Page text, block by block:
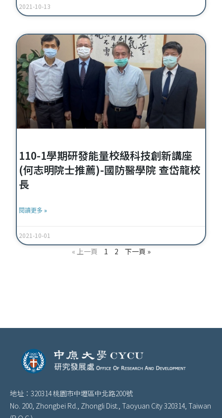
2021-10-13
110-1學期研發能量校級科技創新講座
(何志明院士推薦)-國防醫學院 查岱龍校
長
閱讀更多 »
2021-10-01
« 上一頁 1 2 下一頁 »
地址：320314 桃園市中壢區中北路200號
No. 200, Zhongbei Rd., Zhongli Dist., Taoyuan City 320314, Taiwan